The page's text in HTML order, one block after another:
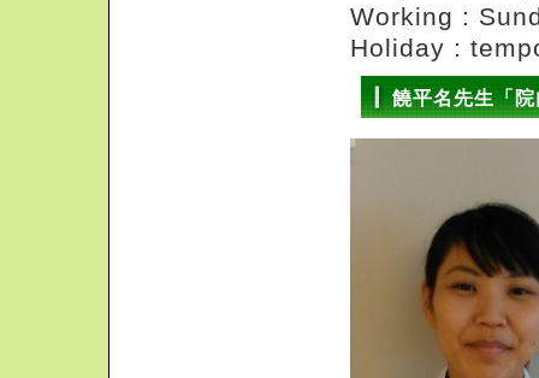
Working :
Holiday :
饒平名先生「